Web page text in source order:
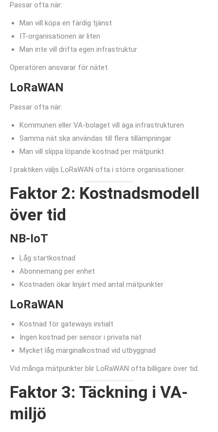
Passar ofta när:
Man vill köpa en färdig tjänst
IT-organisationen är liten
Man inte vill drifta egen infrastruktur
Operatören ansvarar för nätet.
LoRaWAN
Passar ofta när:
Kommunen eller VA-bolaget vill äga infrastrukturen
Samma nät ska användas till flera tillämpningar
Man vill slippa löpande kostnad per mätpunkt
I praktiken väljs LoRaWAN ofta i större organisationer.
Faktor 2: Kostnadsmodell
över tid
NB-IoT
Låg startkostnad
Abonnemang per enhet
Kostnaden ökar linjärt med antal mätpunkter
LoRaWAN
Kostnad för gateways initialt
Ingen kostnad per sensor i privata nät
Mycket låg marginalkostnad vid utbyggnad
Vid många mätpunkter blir LoRaWAN ofta billigare över tid.
Faktor 3: Täckning i VA-
miljö